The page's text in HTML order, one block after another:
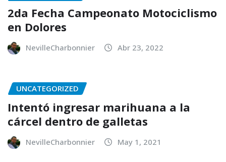
2da Fecha Campeonato Motociclismo
en Dolores
NevilleCharbonnier Abr 23, 2022
UNCATEGORIZED
Intentó ingresar marihuana a la
cárcel dentro de galletas
NevilleCharbonnier May 1, 2021